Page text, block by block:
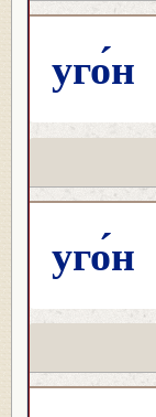
уго́н
уго́н